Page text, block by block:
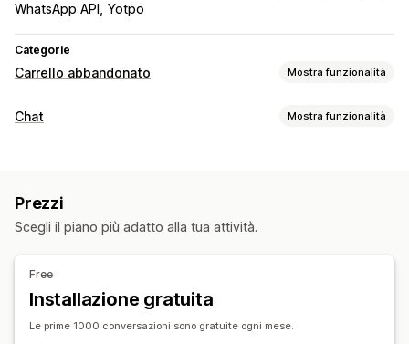
WhatsApp API
Yotpo
Categorie
Carrello abbandonato Mostra funzionalità
Recupero del carrello
Pop-up di consenso
Giochi e concorsi Monitoraggio delle conversioni
Opzioni di visualizzazione
Chat Mostra funzionalità
Assistenza vocale
Monitoraggio comportamentale Analisi degli agenti
Recupero del carrello
Saluti
Risposte rapide
Prezzi
Scegli il piano più adatto alla tua attività.
Free
Installazione gratuita
Le prime 1000 conversazioni sono gratuite ogni mese.